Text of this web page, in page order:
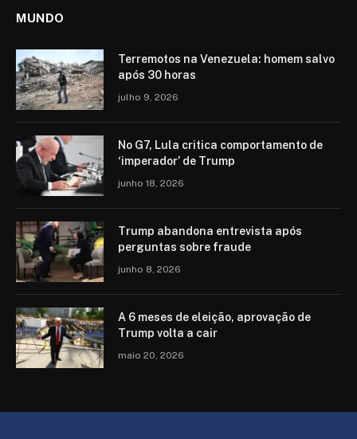
MUNDO
Terremotos na Venezuela: homem salvo
após 30 horas
julho 9, 2026
No G7, Lula critica comportamento de
‘imperador’ de Trump
junho 18, 2026
Trump abandona entrevista após
perguntas sobre fraude
junho 8, 2026
A 6 meses de eleição, aprovação de
Trump volta a cair
maio 20, 2026